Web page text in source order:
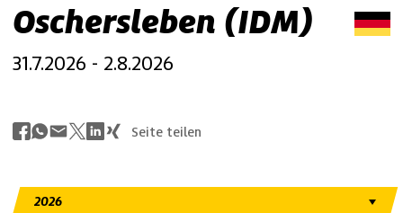
Oschersleben (IDM)
31.7.2026 - 2.8.2026
Seite teilen